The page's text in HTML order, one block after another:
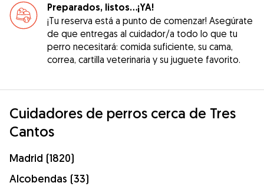
Preparados, listos...¡YA!
¡Tu reserva está a punto de comenzar! Asegúrate
de que entregas al cuidador/a todo lo que tu
perro necesitará: comida suficiente, su cama,
correa, cartilla veterinaria y su juguete favorito.
Cuidadores de perros cerca de Tres
Cantos
Madrid (1820)
Alcobendas (33)